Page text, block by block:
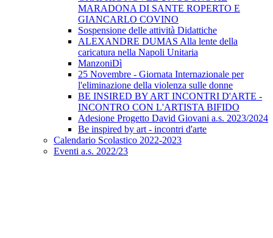
MARADONA DI SANTE ROPERTO E
GIANCARLO COVINO
Sospensione delle attività Didattiche
ALEXANDRE DUMAS Alla lente della
caricatura nella Napoli Unitaria
ManzoniDì
25 Novembre - Giornata Internazionale per
l'eliminazione della violenza sulle donne
BE INSIRED BY ART INCONTRI D'ARTE -
INCONTRO CON L'ARTISTA BIFIDO
Adesione Progetto David Giovani a.s. 2023/2024
Be inspired by art - incontri d'arte
Calendario Scolastico 2022-2023
Eventi a.s. 2022/23